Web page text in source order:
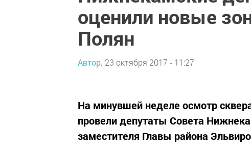
оценили новые
Полян
Автор, 23 октября 2017 - 11:27
На минувшей неделе осмотр
провели депутаты Совета
заместителя Главы района